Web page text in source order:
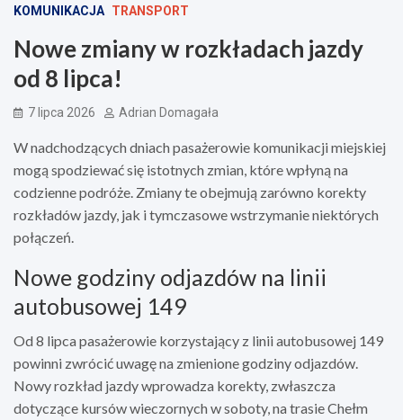
KOMUNIKACJA TRANSPORT
Nowe zmiany w rozkładach jazdy
od 8 lipca!
7 lipca 2026 Adrian Domagała
W nadchodzących dniach pasażerowie komunikacji miejskiej
mogą spodziewać się istotnych zmian, które wpłyną na
codzienne podróże. Zmiany te obejmują zarówno korekty
rozkładów jazdy, jak i tymczasowe wstrzymanie niektórych
połączeń.
Nowe godziny odjazdów na linii
autobusowej 149
Od 8 lipca pasażerowie korzystający z linii autobusowej 149
powinni zwrócić uwagę na zmienione godziny odjazdów.
Nowy rozkład jazdy wprowadza korekty, zwłaszcza
dotyczące kursów wieczornych w soboty, na trasie Chełm